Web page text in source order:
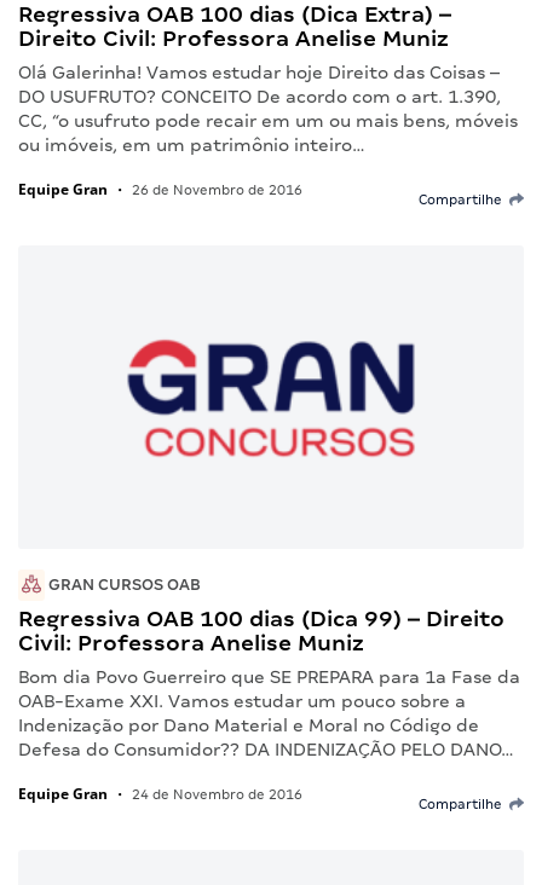
Regressiva OAB 100 dias (Dica Extra) –
Direito Civil: Professora Anelise Muniz
Olá Galerinha! Vamos estudar hoje Direito das Coisas –
DO USUFRUTO? CONCEITO De acordo com o art. 1.390,
CC, “o usufruto pode recair em um ou mais bens, móveis
ou imóveis, em um patrimônio inteiro…
Equipe Gran • 26 de Novembro de 2016
Compartilhe
GRAN CURSOS OAB
Regressiva OAB 100 dias (Dica 99) – Direito
Civil: Professora Anelise Muniz
Bom dia Povo Guerreiro que SE PREPARA para 1a Fase da
OAB-Exame XXI. Vamos estudar um pouco sobre a
Indenização por Dano Material e Moral no Código de
Defesa do Consumidor?? DA INDENIZAÇÃO PELO DANO…
Equipe Gran • 24 de Novembro de 2016
Compartilhe